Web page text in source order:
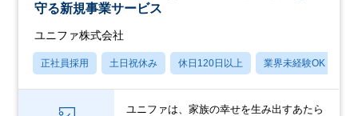
守る新規事業サービス
ユニファ株式会社
正社員採用 土日祝休み 休日120日以上 業界未経験OK
ユニファは、家族の幸せを生み出すあたら